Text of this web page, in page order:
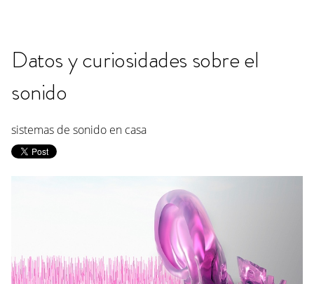
Datos y curiosidades sobre el
sonido
sistemas de sonido en casa